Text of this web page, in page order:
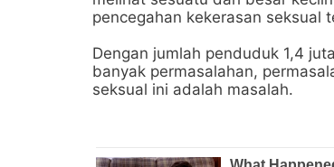
pencegahan kekerasan seksual
Dengan jumlah penduduk 1,4
banyak permasalahan,
seksual ini adalah masalah.